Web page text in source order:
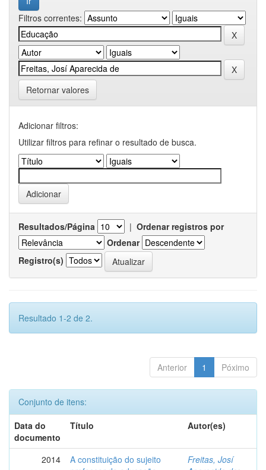
Filtros correntes:
Retornar valores
Adicionar filtros:
Utilizar filtros para refinar o resultado de busca.
Resultados/Página | Ordenar registros por
Ordenar
Registro(s)
Resultado 1-2 de 2.
Anterior 1 Póximo
Conjunto de itens:
Data do
documento
Título Autor(es)
2014
A constituição do sujeito
Freitas, Josí